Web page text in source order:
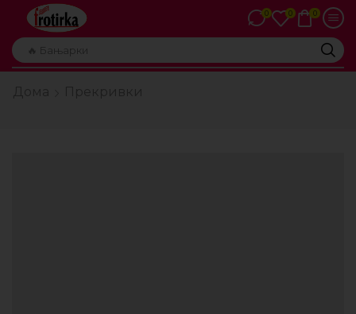
🔥 Бањарки
0 0 0